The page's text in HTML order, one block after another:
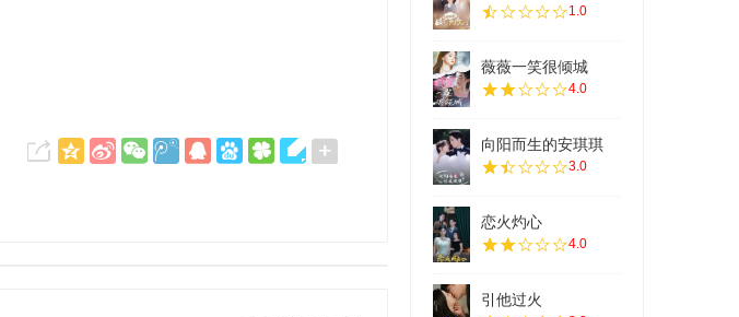
1.0
薇薇一笑很倾城
4.0
向阳而生的安琪琪
3.0
恋火灼心
4.0
引他过火